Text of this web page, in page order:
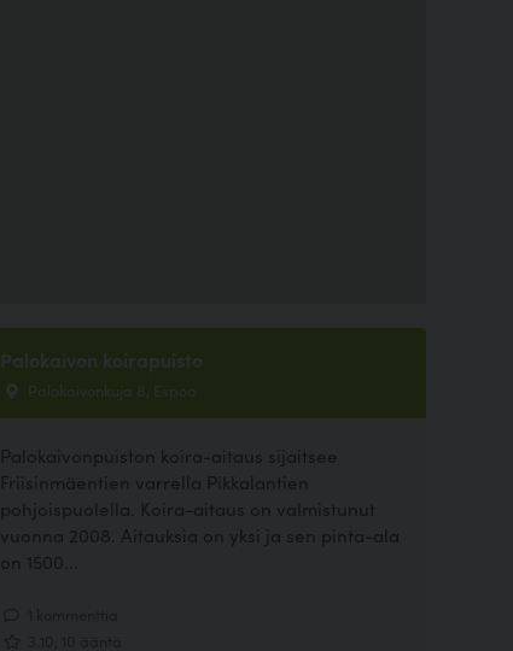
Palokaivon koirapuisto
Palokaivonkuja 8, Espoo
Palokaivonpuiston koira-aitaus sijaitsee
Friisinmäentien varrella Pikkalantien
pohjoispuolella. Koira-aitaus on valmistunut
vuonna 2008. Aitauksia on yksi ja sen pinta-ala
on 1500...